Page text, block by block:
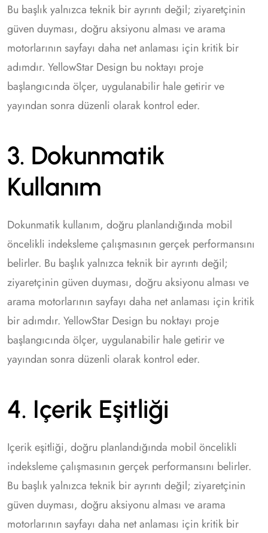
Bu başlık yalnızca teknik bir ayrıntı değil; ziyaretçinin
güven duyması, doğru aksiyonu alması ve arama
motorlarının sayfayı daha net anlaması için kritik bir
adımdır. YellowStar Design bu noktayı proje
başlangıcında ölçer, uygulanabilir hale getirir ve
yayından sonra düzenli olarak kontrol eder.
3. Dokunmatik
Kullanım
Dokunmatik kullanım, doğru planlandığında mobil
öncelikli indeksleme çalışmasının gerçek performansını
belirler. Bu başlık yalnızca teknik bir ayrıntı değil;
ziyaretçinin güven duyması, doğru aksiyonu alması ve
arama motorlarının sayfayı daha net anlaması için kritik
bir adımdır. YellowStar Design bu noktayı proje
başlangıcında ölçer, uygulanabilir hale getirir ve
yayından sonra düzenli olarak kontrol eder.
4. Içerik Eşitliği
Içerik eşitliği, doğru planlandığında mobil öncelikli
indeksleme çalışmasının gerçek performansını belirler.
Bu başlık yalnızca teknik bir ayrıntı değil; ziyaretçinin
güven duyması, doğru aksiyonu alması ve arama
motorlarının sayfayı daha net anlaması için kritik bir